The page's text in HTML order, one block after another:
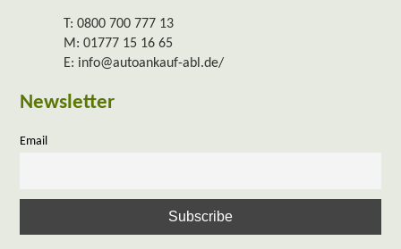
T: 0800 700 777 13
M: 01777 15 16 65
E: info@autoankauf-abl.de/
Newsletter
Email